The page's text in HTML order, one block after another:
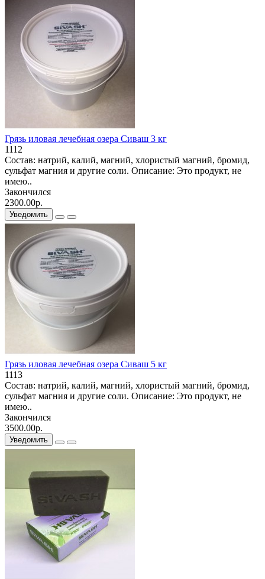
Грязь иловая лечебная озера Сиваш 3 кг
1112
Состав: натрий, калий, магний, хлористый магний, бромид,
сульфат магния и другие соли. Описание: Это продукт, не
имею..
Закончился
2300.00р.
Уведомить
Грязь иловая лечебная озера Сиваш 5 кг
1113
Состав: натрий, калий, магний, хлористый магний, бромид,
сульфат магния и другие соли. Описание: Это продукт, не
имею..
Закончился
3500.00р.
Уведомить